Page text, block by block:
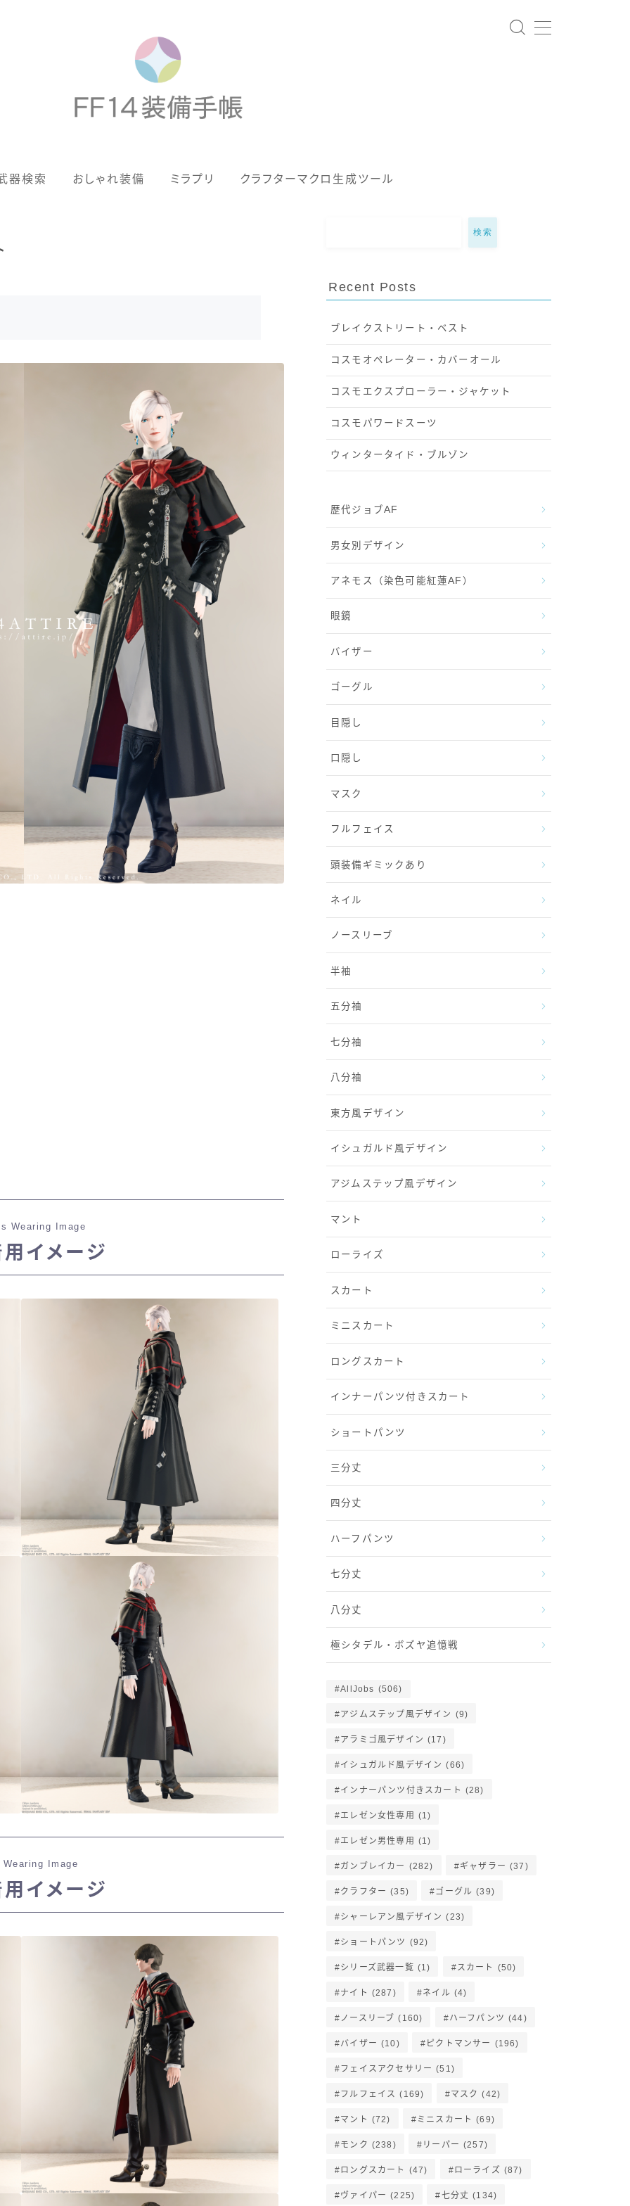
器検索 おしゃれ装備 ミラプリ クラフターマクロ生成ツール
男女別デザイン
フルフェイス
頭装備ギミックあり
ノースリーブ
七分袖
東方風デザイン
ショートパンツ
三分丈
極シタデル・ボズヤ追憶戦
Wearing Image
イメージ
Wearing Image
イメージ
検索
Recent Posts
ブレイクストリート・ベスト
コスモオペレーター・カバーオール
コスモエクスプローラー・ジャケット
コスモパワードスーツ
ウィンタータイド・ブルゾン
歴代ジョブAF
男女別デザイン
アネモス（染色可能紅蓮AF）
眼鏡
バイザー
ゴーグル
目隠し
口隠し
マスク
フルフェイス
頭装備ギミックあり
ネイル
ノースリーブ
半袖
五分袖
七分袖
八分袖
東方風デザイン
イシュガルド風デザイン
アジムステップ風デザイン
マント
ローライズ
スカート
ミニスカート
ロングスカート
インナーパンツ付きスカート
ショートパンツ
三分丈
四分丈
ハーフパンツ
七分丈
八分丈
極シタデル・ボズヤ追憶戦
AllJobs (506)
アジムステップ風デザイン (9)
アラミゴ風デザイン (17)
イシュガルド風デザイン (66)
インナーパンツ付きスカート (28)
エレゼン女性専用 (1)
エレゼン男性専用 (1)
ガンブレイカー (282) ギャザラー (37)
クラフター (35) ゴーグル (39)
シャーレアン風デザイン (23)
ショートパンツ (92)
シリーズ武器一覧 (1) スカート (50)
ナイト (287) ネイル (4)
ノースリーブ (160) ハーフパンツ (44)
バイザー (10) ピクトマンサー (196)
フェイスアクセサリー (51)
フルフェイス (169) マスク (42)
マント (72) ミニスカート (69)
モンク (238) リーパー (257)
ロングスカート (47) ローライズ (87)
ヴァイパー (225) 七分丈 (134)